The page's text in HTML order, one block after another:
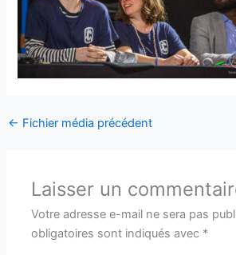
← Fichier média précédent
Laisser un
Votre adresse e-mail ne sera pas
obligatoires sont indiqués avec *